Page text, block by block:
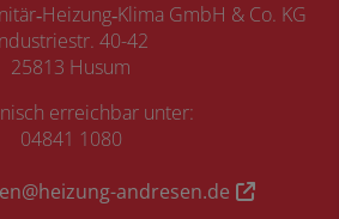
GmbH & Co. KG
40-42
25813 Husum
erreichbar unter:
04841 1080
andresen.de